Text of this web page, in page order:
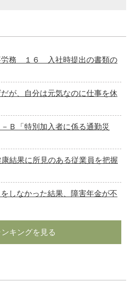
労務 １６ 入社時提出の書類の
が、自分は元気なのに仕事を休
Ｂ「特別加入者に係る通勤災
結果に所見のある従業員を把握
しなかった結果、障害年金が不
ンキングを見る